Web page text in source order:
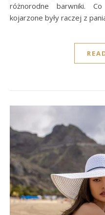
różnorodne barwniki.
kojarzone były raczej z